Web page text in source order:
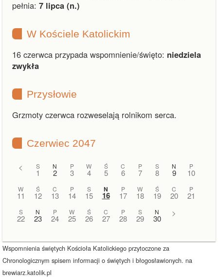
pełnia: 7 lipca (n.)
W Kościele Katolickim
16 czerwca przypada wspomnienie/święto: niedziela
zwykła
Przysłowie
Grzmoty czerwca rozweselają rolnikom serca.
Czerwiec 2047
< S
1
N
2
P
3
W
4
Ś
5
C
6
P
7
S
8
N
9
P
10
W
11
Ś
12
C
13
P
14
S
15
N
16
P
17
W
18
Ś
19
C
20
P
21
S
22
N
23
P
24
W
25
Ś
26
C
27
P
28
S
29
N
30
>
Wspomnienia świętych Kościoła Katolickiego przytoczone za
Chronologicznym spisem informacji o świętych i błogosławionych. na
brewiarz.katolik.pl